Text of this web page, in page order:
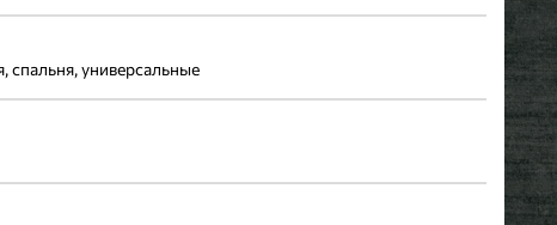
спальня, универсальные